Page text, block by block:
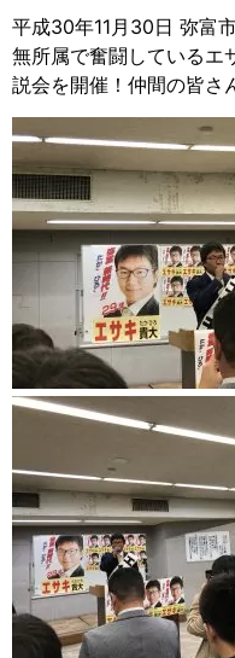
平成30年11月30日 弥富
無所属で奮闘しているエ
説会を開催！仲間の皆さ